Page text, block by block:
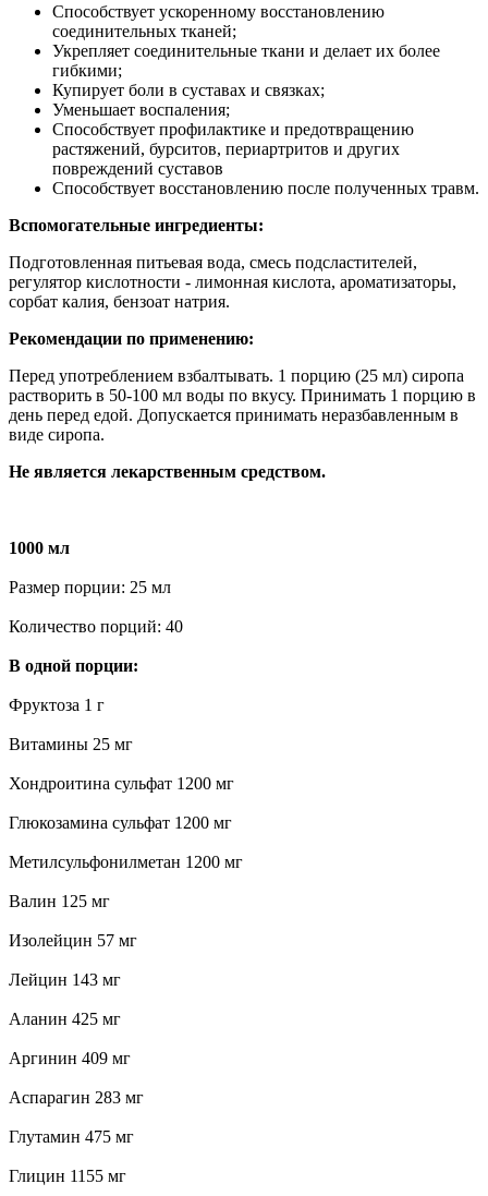
Способствует ускоренному восстановлению
соединительных тканей;
Укрепляет соединительные ткани и делает их более
гибкими;
Купирует боли в суставах и связках;
Уменьшает воспаления;
Способствует профилактике и предотвращению
растяжений, бурситов, периартритов и других
повреждений суставов
Способствует восстановлению после полученных травм.
Вспомогательные ингредиенты:
Подготовленная питьевая вода, смесь подсластителей,
регулятор кислотности - лимонная кислота, ароматизаторы,
сорбат калия, бензоат натрия.
Рекомендации по применению:
Перед употреблением взбалтывать. 1 порцию (25 мл) сиропа
растворить в 50-100 мл воды по вкусу. Принимать 1 порцию в
день перед едой. Допускается принимать неразбавленным в
виде сиропа.
Не является лекарственным средством.
1000 мл
Размер порции: 25 мл
Количество порций: 40
В одной порции:
Фруктоза 1 г
Витамины 25 мг
Хондроитина сульфат 1200 мг
Глюкозамина сульфат 1200 мг
Метилсульфонилметан 1200 мг
Валин 125 мг
Изолейцин 57 мг
Лейцин 143 мг
Аланин 425 мг
Аргинин 409 мг
Аспарагин 283 мг
Глутамин 475 мг
Глицин 1155 мг